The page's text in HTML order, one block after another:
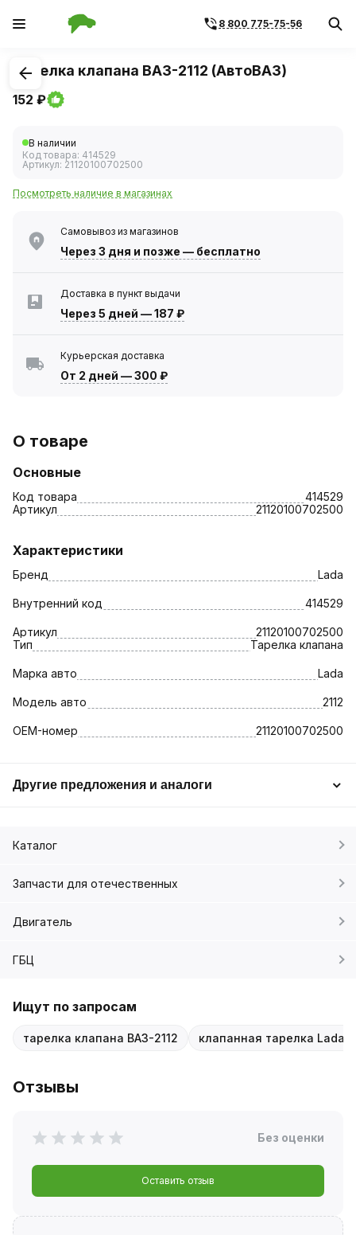
8 800 775-75-56
1/1
Тарелка клапана ВАЗ-2112 (АвтоВАЗ)
152 ₽
В наличии
Код товара: 414529
Артикул: 21120100702500
Посмотреть наличие в магазинах
Самовывоз из магазинов
Через 3 дня и позже — бесплатно
Доставка в пункт выдачи
Через 5 дней —187 ₽
Курьерская доставка
От 2 дней —300 ₽
О товаре
Основные
Код товара
414529
Артикул
21120100702500
Характеристики
Бренд Lada
Внутренний код 414529
Артикул
21120100702500
Тип
Тарелка клапана
Марка авто Lada
Модель авто 2112
OEM-номер 21120100702500
Другие предложения и аналоги
Каталог
Запчасти для отечественных
Двигатель
ГБЦ
Ищут по запросам
тарелка клапана ВАЗ-2112 клапанная тарелка Lada
Отзывы
Без оценки
Оставить отзыв